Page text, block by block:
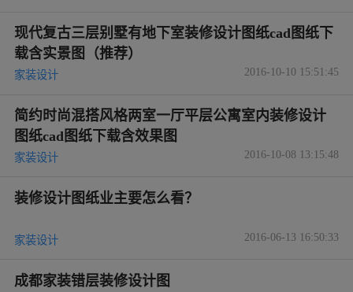
现代复古三层别墅有地下室装修设计图纸cad图纸下
载含实景图（推荐）
家装设计 2016-10-10 15:51:45
简约时尚混搭风格两室一厅平层公寓室内装修设计
图纸cad图纸下载含效果图
家装设计 2016-10-08 13:15:48
装修设计图纸业主要怎么看？
家装设计 2016-06-13 16:50:33
成都家装错层装修设计图